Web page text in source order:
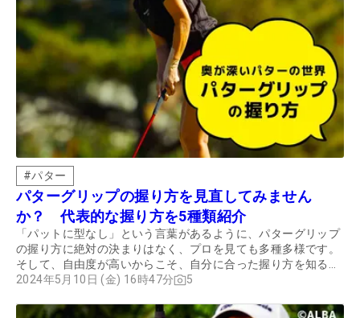
#パター
パターグリップの握り方を見直してみません
か？ 代表的な握り方を5種類紹介
「パットに型なし」という言葉があるように、パターグリップ
の握り方に絶対の決まりはなく、プロを見ても多種多様です。
そして、自由度が高いからこそ、自分に合った握り方を知るこ
とが重要になります。「思ったように打てない」「パターに苦
えることで悩みが解消されるかもしれません。この記事では、
2024年5月10日 (金) 16時47分 5